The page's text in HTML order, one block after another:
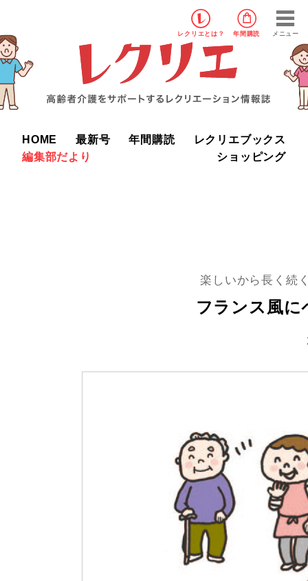
レクリエ とは？ 年間購読 メニュー
HOME 最新号 年間購読
レクリエブックス
編集部だより
ショッピング
楽しいから長く続
フランス風